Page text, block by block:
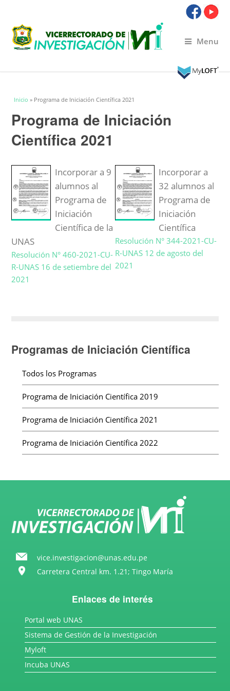
Menu
Usted está aquí
Inicio » Programa de Iniciación Científica 2021
Programa de Iniciación
Científica 2021
Incorporar a 9
alumnos al
Programa de
Iniciación
Científica de la
UNAS
Resolución N° 460-2021-CU-
R-UNAS 16 de setiembre del
2021
Incorporar a
32 alumnos al
Programa de
Iniciación
Científica
Resolución N° 344-2021-CU-
R-UNAS 12 de agosto del
2021
Programas de Iniciación Científica
Todos los Programas
Programa de Iniciación Científica 2019
Programa de Iniciación Científica 2021
Programa de Iniciación Científica 2022
vice.investigacion@unas.edu.pe
Carretera Central km. 1.21; Tingo María
Enlaces de interés
Portal web UNAS
Sistema de Gestión de la Investigación
Myloft
Incuba UNAS